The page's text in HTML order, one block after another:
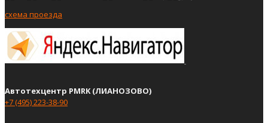
схема проезда
Автотехцентр PMRK (ЛИАНОЗОВО)
+7 (495) 223-38-90